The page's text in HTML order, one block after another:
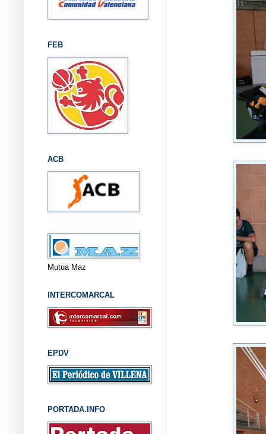
FEB
ACB
Mutua Maz
INTERCOMARCAL
EPDV
PORTADA.INFO